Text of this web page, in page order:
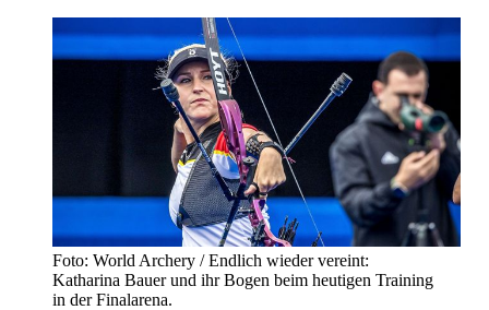
Foto: World Archery / Endlich wieder vereint:
Katharina Bauer und ihr Bogen beim heutigen Training
in der Finalarena.